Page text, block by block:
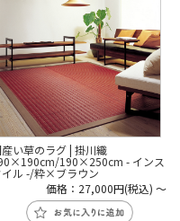
産い草のラグ | 掛川織
190×250cm - インス
イル -/粋×ブラウン
価格：27,000円(税込) ～